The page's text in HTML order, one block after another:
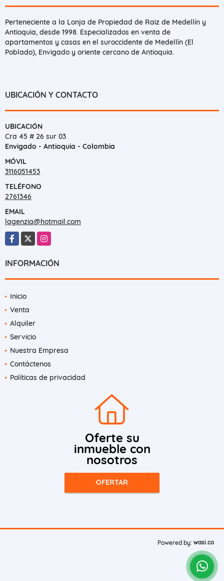
Perteneciente a la Lonja de Propiedad de Raiz de Medellín y
Antioquia, desde 1998. Especializados en venta de
apartamentos y casas en el suroccidente de Medellín (El
Poblado), Envigado y oriente cercano de Antioquia.
UBICACIÓN Y CONTACTO
UBICACIÓN
Cra 45 # 26 sur 03
Envigado - Antioquia - Colombia
MÓVIL
3116051453
TELÉFONO
2761346
EMAIL
lagenzia@hotmail.com
Facebook
X Instagram
INFORMACIÓN
Inicio
Venta
Alquiler
Servicio
Nuestra Empresa
Contáctenos
Políticas de privacidad
Oferte su
inmueble con
nosotros
OFERTAR
Powered by: wasi.co